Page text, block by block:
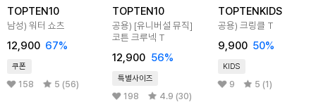
TOPTEN10
남성) 워터 쇼츠
12,900 67%
쿠폰
158 5 (56)
TOPTEN10
공용) [유니버설 뮤직]
코튼 크루넥 T
12,900 56%
특별사이즈
198 4.9 (30)
TOPTENKIDS
공용) 크링클 T
9,900 50%
KIDS
9 5 (1)